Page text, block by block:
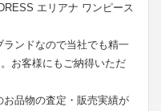
エリアナ ワンピース
ンドなので当社でも精一
お客様にもご納得いただ
品物の査定・販売実績が